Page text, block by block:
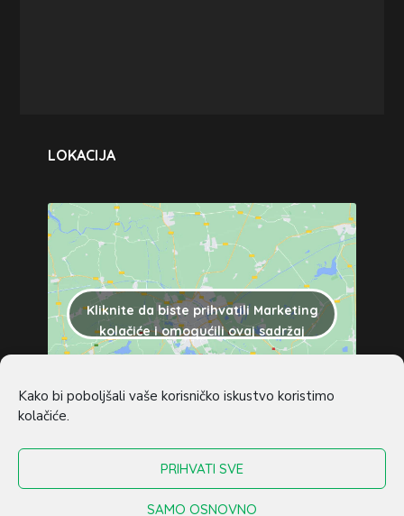
Kako bi poboljšali vaše korisničko iskustvo koristimo
kolačiće.
PRIHVATI SVE
SAMO OSNOVNO
LOKACIJA
Kliknite da biste prihvatili Marketing
kolačiće i omogućili ovaj sadržaj
Copyright © 2022 –2026design by
Media. Sva prava pridržana.